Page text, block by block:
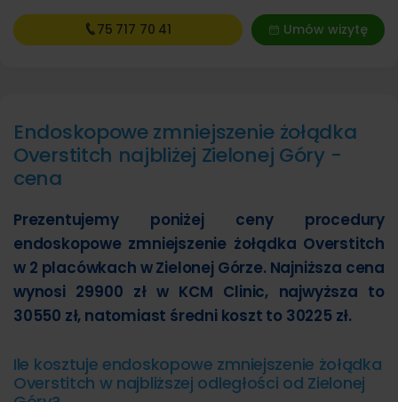
Umów wizytę
75 717 70 41
Endoskopowe zmniejszenie żołądka
Overstitch najbliżej Zielonej Góry -
cena
Prezentujemy poniżej ceny procedury
endoskopowe zmniejszenie żołądka Overstitch
w 2 placówkach w Zielonej Górze. Najniższa cena
wynosi 29900 zł w KCM Clinic, najwyższa to
30550 zł, natomiast średni koszt to 30225 zł.
Ile kosztuje endoskopowe zmniejszenie żołądka
Overstitch w najbliższej odległości od Zielonej